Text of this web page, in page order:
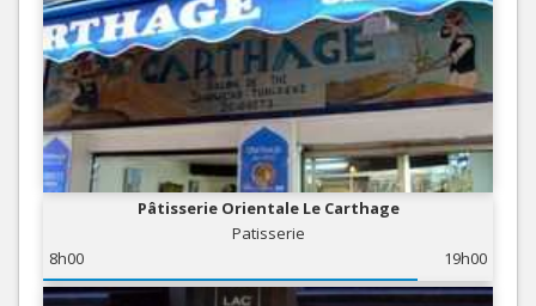
Pâtisserie Orientale Le Carthage
Patisserie
8h00
19h00